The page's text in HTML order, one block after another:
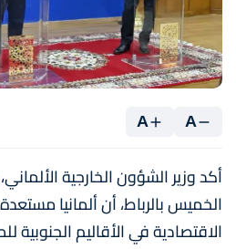
A
A
أكد وزير الشؤون الخارجية
الخميس بالرباط، أن ألمانيا
الاقتصادية في الأقاليم الجنوبية